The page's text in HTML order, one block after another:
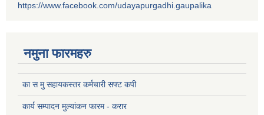
https://www.facebook.com/udayapurgadhi.gaupalika
नमुना फारमहरु
का स मु सहायकस्तर कर्मचारी सफ्ट कपी
कार्य सम्पादन मुल्यांकन फारम - करार